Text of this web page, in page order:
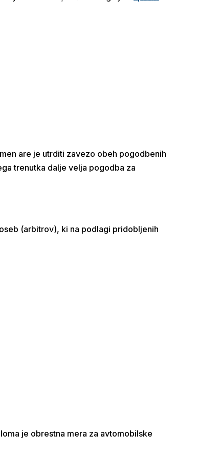
are je utrditi zavezo obeh pogodbenih
trenutka dalje velja pogodba za
(arbitrov), ki na podlagi pridobljenih
je obrestna mera za avtomobilske